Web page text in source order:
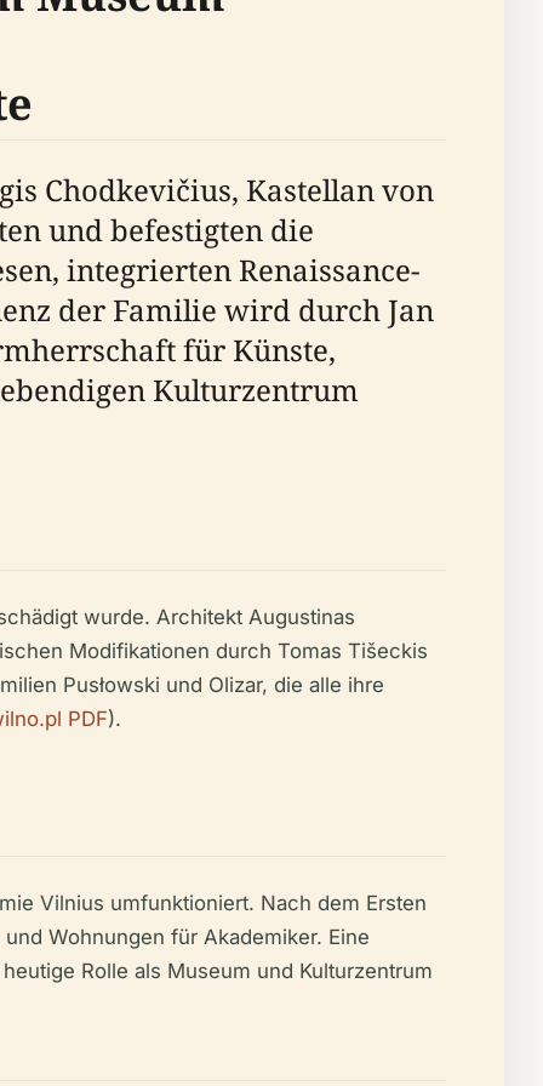
Chodkevičius, Kastellan von
und befestigten die
integrierten Renaissance-
der Familie wird durch Jan
für Künste,
Kulturzentrum
wurde. Architekt Augustinas
Modifikationen durch Tomas Tišeckis
Pusłowski und Olizar, die alle ihre
PDF).
Vilnius umfunktioniert. Nach dem Ersten
Wohnungen für Akademiker. Eine
Rolle als Museum und Kulturzentrum